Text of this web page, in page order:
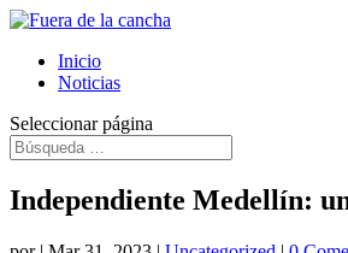
Inicio
Noticias
Seleccionar página
Independiente Medellín: